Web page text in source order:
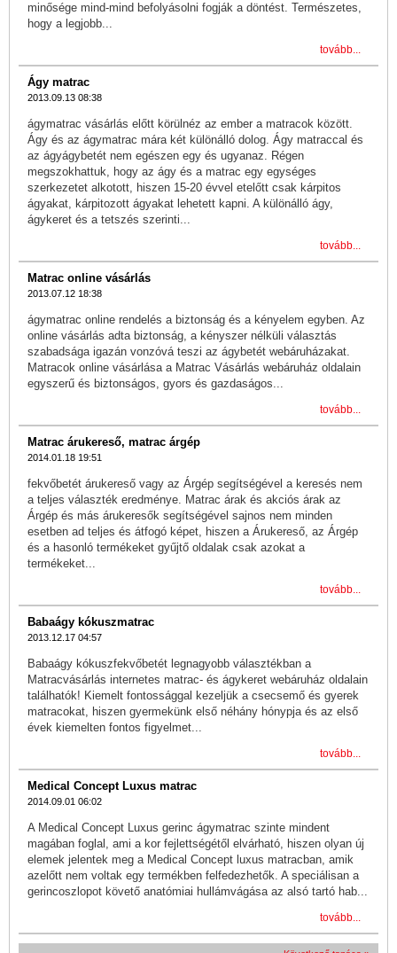
minősége mind-mind befolyásolni fogják a döntést. Természetes,
hogy a legjobb...
tovább...
Ágy matrac
2013.09.13 08:38
ágymatrac vásárlás előtt körülnéz az ember a matracok között.
Ágy és az ágymatrac mára két különálló dolog. Ágy matraccal és
az ágyágybetét nem egészen egy és ugyanaz. Régen
megszokhattuk, hogy az ágy és a matrac egy egységes
szerkezetet alkotott, hiszen 15-20 évvel etelőtt csak kárpitos
ágyakat, kárpitozott ágyakat lehetett kapni. A különálló ágy,
ágykeret és a tetszés szerinti...
tovább...
Matrac online vásárlás
2013.07.12 18:38
ágymatrac online rendelés a biztonság és a kényelem egyben. Az
online vásárlás adta biztonság, a kényszer nélküli választás
szabadsága igazán vonzóvá teszi az ágybetét webáruházakat.
Matracok online vásárlása a Matrac Vásárlás webáruház oldalain
egyszerű és biztonságos, gyors és gazdaságos...
tovább...
Matrac árukereső, matrac árgép
2014.01.18 19:51
fekvőbetét árukereső vagy az Árgép segítségével a keresés nem
a teljes választék eredménye. Matrac árak és akciós árak az
Árgép és más árukeresők segítségével sajnos nem minden
esetben ad teljes és átfogó képet, hiszen a Árukereső, az Árgép
és a hasonló termékeket gyűjtő oldalak csak azokat a
termékeket...
tovább...
Babaágy kókuszmatrac
2013.12.17 04:57
Babaágy kókuszfekvőbetét legnagyobb választékban a
Matracvásárlás internetes matrac- és ágykeret webáruház oldalain
találhatók! Kiemelt fontossággal kezeljük a csecsemő és gyerek
matracokat, hiszen gyermekünk első néhány hónypja és az első
évek kiemelten fontos figyelmet...
tovább...
Medical Concept Luxus matrac
2014.09.01 06:02
A Medical Concept Luxus gerinc ágymatrac szinte mindent
magában foglal, ami a kor fejlettségétől elvárható, hiszen olyan új
elemek jelentek meg a Medical Concept luxus matracban, amik
azelőtt nem voltak egy termékben felfedezhetők. A speciálisan a
gerincoszlopot követő anatómiai hullámvágása az alsó tartó hab...
tovább...